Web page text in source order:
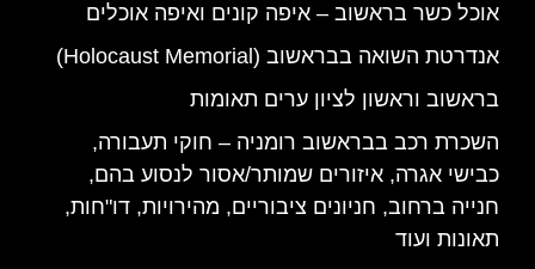
אוכל כשר בראשוב – איפה קונים ואיפה אוכלים
אנדרטת השואה בבראשוב (Holocaust Memorial)
בראשוב וראשון לציון ערים תאומות
השכרת רכב בבראשוב רומניה – חוקי תעבורה,
כבישי אגרה, איזורים שמותר/אסור לנסוע בהם,
חנייה ברחוב, חניונים ציבוריים, מהירויות, דו"חות,
תאונות ועוד